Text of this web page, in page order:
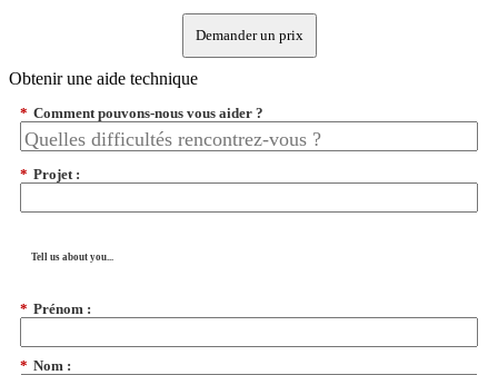
Demander un prix
Obtenir une aide technique
* Comment pouvons-nous vous aider ?
* Projet :
Tell us about you...
* Prénom :
* Nom :